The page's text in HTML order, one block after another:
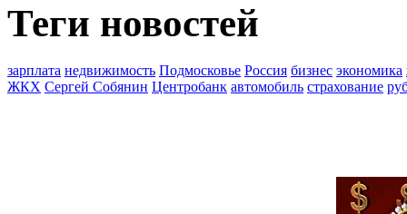
Теги новостей
зарплата недвижимость Подмосковье Россия бизнес экономика
ЖКХ Сергей Собянин Центробанк автомобиль страхование